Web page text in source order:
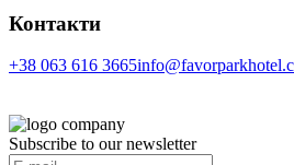
Контакти
+38 063 616 3665
Subscribe to our newsletter